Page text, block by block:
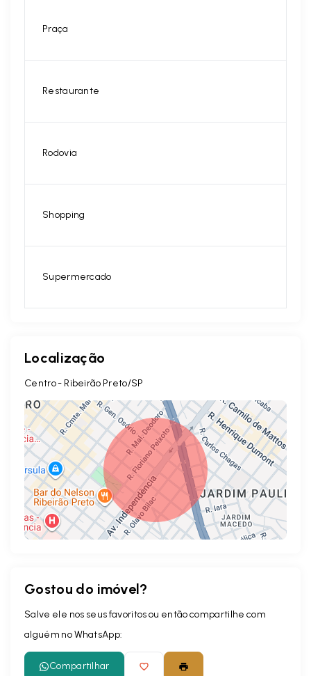
Praça
Restaurante
Rodovia
Shopping
Supermercado
Localização
Centro - Ribeirão Preto/SP
Gostou do imóvel?
Salve ele nos seus favoritos ou então compartilhe com
alguém no WhatsApp:
Compartilhar